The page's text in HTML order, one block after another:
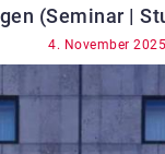
(Seminar |
4. November 2025